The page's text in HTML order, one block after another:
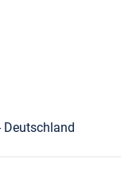
Deutschland